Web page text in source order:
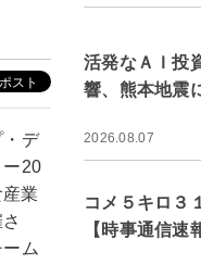
・デ
ー20
業
ム
活発なＡＩ投
響、熊本地震
2026.08.07
コメ５キロ３
【時事通信速